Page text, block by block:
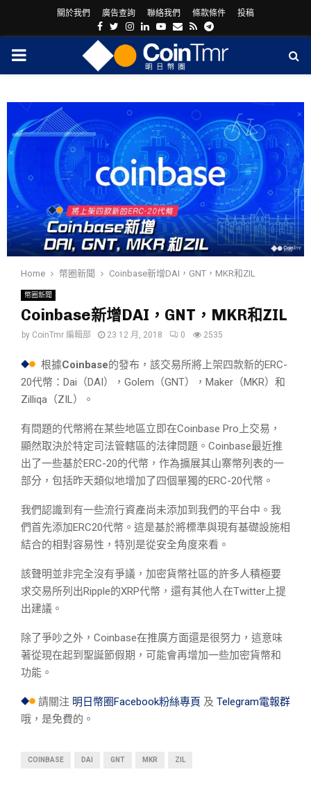
關於我們 廣告查詢 聯絡我們 條款條件 投稿
Facebook
Twitter
Instagram
LinkedinYoutube
Email
RssTelegram
PRIMARY
Home 幣圈新聞 Coinbase新增DAI，GNT，MKR和ZIL
幣圈新聞
Coinbase新增DAI，GNT，MKR和ZIL
by CoinTmr 編輯部 23 12 月, 2018 0 2535
根據Coinbase的發布，該交易所將上架四款新的ERC-
20代幣：Dai（DAI），Golem（GNT），Maker（MKR）和
Zilliqa（ZIL）。
有問題的代幣將在某些地區立即在Coinbase Pro上交易，
顯然取決於特定司法管轄區的法律問題。Coinbase最近推
出了一些基於ERC-20的代幣，作為擴展其山寨幣列表的一
部分，包括昨天類似地增加了四個單獨的ERC-20代幣。
我們認識到有一些流行資產尚未添加到我們的平台中。我
們首先添加ERC20代幣。這是基於將標準與現有基礎設施相
結合的相對容易性，特別是從安全角度來看。
該聲明並非完全沒有爭議，加密貨幣社區的許多人積極要
求交易所列出Ripple的XRP代幣，還有其他人在Twitter上提
出建議。
除了爭吵之外，Coinbase在推廣方面還是很努力，這意味
著從現在起到聖誕節假期，可能會再增加一些加密貨幣和
功能。
請關注 明日幣圈Facebook粉絲專頁 及 Telegram電報群
哦，是免費的。
COINBASE DAI GNT MKR ZIL